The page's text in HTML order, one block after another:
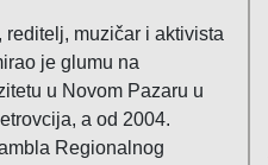
reditelj, muzičar i aktivista
je glumu na
u Novom Pazaru u
a od 2004.
Regionalnog